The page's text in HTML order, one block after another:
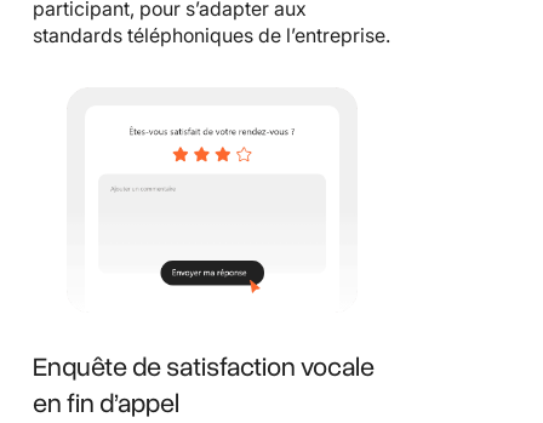
participant, pour s’adapter aux
standards téléphoniques de l’entreprise.
Enquête de satisfaction vocale
en fin d’appel